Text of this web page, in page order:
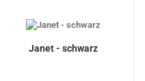
Janet - schwarz